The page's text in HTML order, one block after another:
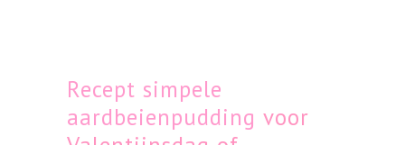
Recept simpele
aardbeienpudding voor